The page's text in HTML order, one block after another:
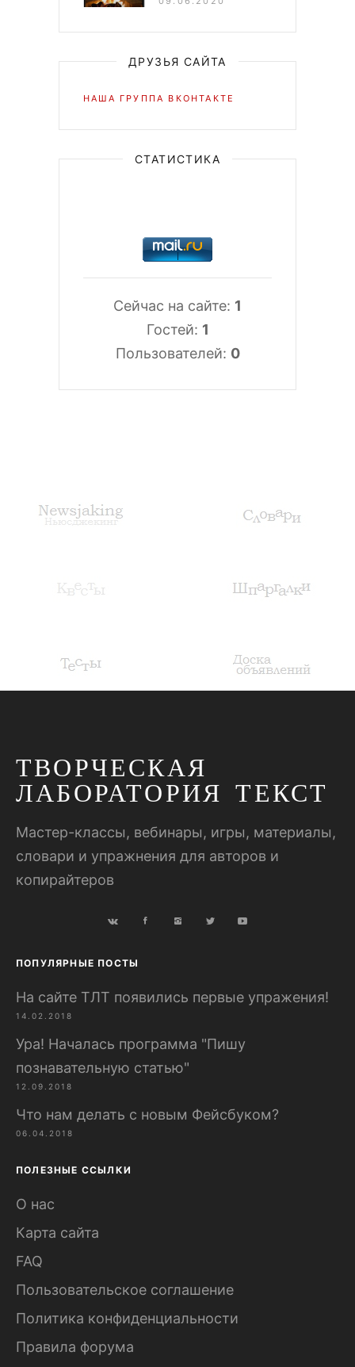
ДРУЗЬЯ САЙТА
НАША ГРУППА ВКОНТАКТЕ
СТАТИСТИКА
Сейчас на сайте: 1
Гостей: 1
Пользователей: 0
ТВОРЧЕСКАЯ
ЛАБОРАТОРИЯ ТЕКСТ
Мастер-классы, вебинары, игры, материалы,
словари и упражнения для авторов и
копирайтеров
ПОПУЛЯРНЫЕ ПОСТЫ
На сайте ТЛТ появились первые упражения!
14.02.2018
Ура! Началась программа "Пишу
познавательную статью"
12.09.2018
Что нам делать с новым Фейсбуком?
06.04.2018
ПОЛЕЗНЫЕ ССЫЛКИ
О нас
Карта сайта
FAQ
Пользовательское соглашение
Политика конфиденциальности
Правила форума